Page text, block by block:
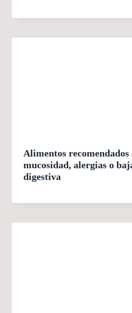
Alimentos recomendados
mucosidad, alergias o
digestiva